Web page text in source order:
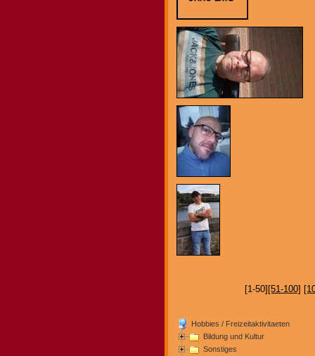
[1-50] [51-100]
Hobbies / Freizeitaktivitaeten
Bildung und Kultur
Sonstiges